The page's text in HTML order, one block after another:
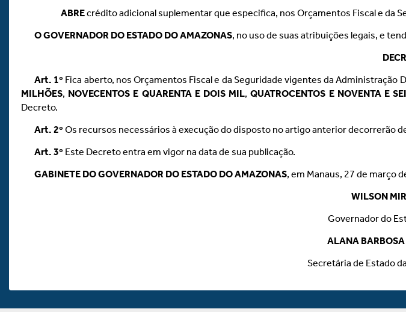
ABREcrédito adicional suplementar que especifica, nos Orçamentos Fiscal e da
O GOVERNADOR DO ESTADO DO AMAZONAS, no uso de suas atribuições legais, e
Art. 1º Fica aberto, nos Orçamentos Fiscal e da Seguridade vigentes da
MILHÕES, NOVECENTOS E QUARENTA E DOIS MIL,QUATROCENTOS E NOVENTA E
Decreto.
Art. 2º Os recursos necessários à execução do disposto no artigo anterior decorrerão
Art. 3º Este Decreto entra em vigor na data de sua publicação.
GABINETE DO GOVERNADOR DO ESTADO DO AMAZONAS, em Manaus, 27 de março
WILSON
Governador do
ALANA
Secretária de Estado